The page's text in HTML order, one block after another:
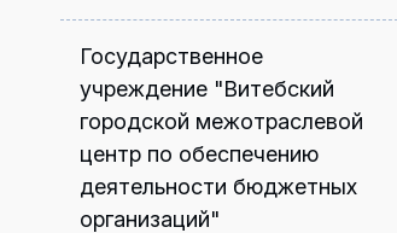
Государственное
учреждение "Витебский
городской межотраслевой
центр по обеспечению
деятельности бюджетных
организаций"